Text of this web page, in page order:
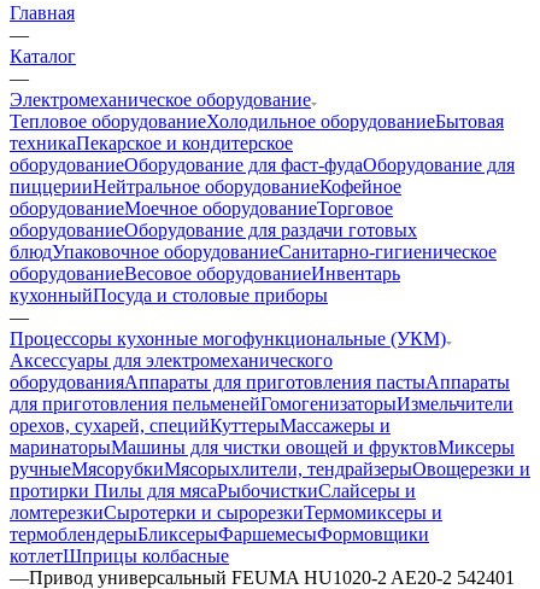
Главная
—
Каталог
—
Электромеханическое оборудование
Тепловое оборудованиеХолодильное оборудованиеБытовая
техникаПекарское и кондитерское
оборудованиеОборудование для фаст-фудаОборудование для
пиццерииНейтральное оборудованиеКофейное
оборудованиеМоечное оборудованиеТорговое
оборудованиеОборудование для раздачи готовых
блюдУпаковочное оборудованиеСанитарно-гигиеническое
оборудованиеВесовое оборудованиеИнвентарь
кухонныйПосуда и столовые приборы
—
Процессоры кухонные могофункциональные (УКМ)
Аксессуары для электромеханического
оборудованияАппараты для приготовления пастыАппараты
для приготовления пельменейГомогенизаторыИзмельчители
орехов, сухарей, специйКуттерыМассажеры и
маринаторыМашины для чистки овощей и фруктовМиксеры
ручныеМясорубкиМясорыхлители, тендрайзерыОвощерезки и
протирки Пилы для мясаРыбочисткиСлайсеры и
ломтерезкиСыротерки и сырорезкиТермомиксеры и
термоблендерыБликсерыФаршемесыФормовщики
котлетШприцы колбасные
—Привод универсальный FEUMA HU1020-2 AE20-2 542401